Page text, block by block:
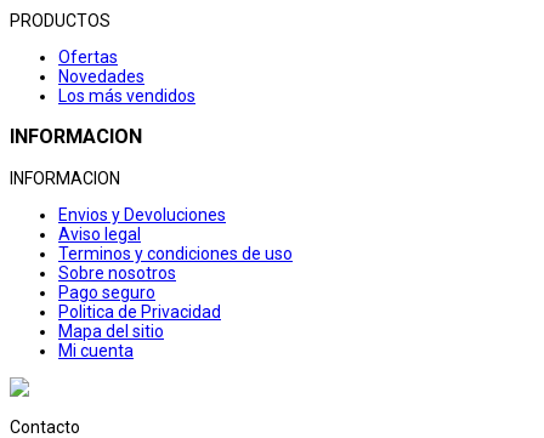
PRODUCTOS
Ofertas
Novedades
Los más vendidos
INFORMACION
INFORMACION
Envios y Devoluciones
Aviso legal
Terminos y condiciones de uso
Sobre nosotros
Pago seguro
Politica de Privacidad
Mapa del sitio
Mi cuenta
Contacto